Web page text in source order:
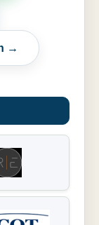
→